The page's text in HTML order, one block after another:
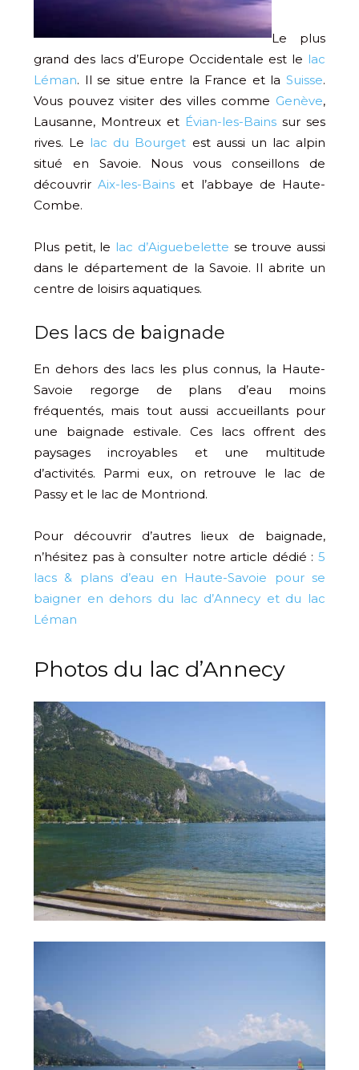
Le plus
grand des lacs d’Europe Occidentale est le lac
Léman. Il se situe entre la France et la Suisse.
Vous pouvez visiter des villes comme Genève,
Lausanne, Montreux et Évian-les-Bains sur ses
rives. Le lac du Bourget est aussi un lac alpin
situé en Savoie. Nous vous conseillons de
découvrirAix-les-Bains et l’abbaye de Haute-
Combe.
Plus petit, le lac d’Aiguebelette se trouve aussi
dans le département de la Savoie. Il abrite un
centre de loisirs aquatiques.
Des lacs de baignade
En dehors des lacs les plus connus, la Haute-
Savoie regorge de plans d’eau moins
fréquentés, mais tout aussi accueillants pour
une baignade estivale. Ces lacs offrent des
paysages incroyables et une multitude
d’activités. Parmi eux, on retrouve le lac de
Passy et le lac de Montriond.
Pour découvrir d’autres lieux de baignade,
n’hésitez pas à consulter notre article dédié : 5
lacs & plans d’eau en Haute-Savoie pour se
baigner en dehors du lac d’Annecy et du lac
Léman
Photos du lac d’Annecy